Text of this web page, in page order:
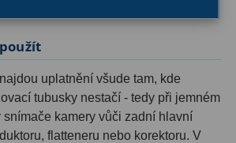
6
3
4
uplatnění všude tam, kde
tubusky nestačí - tedy při jemném
kamery vůči zadní hlavní
flatteneru nebo korektoru. V